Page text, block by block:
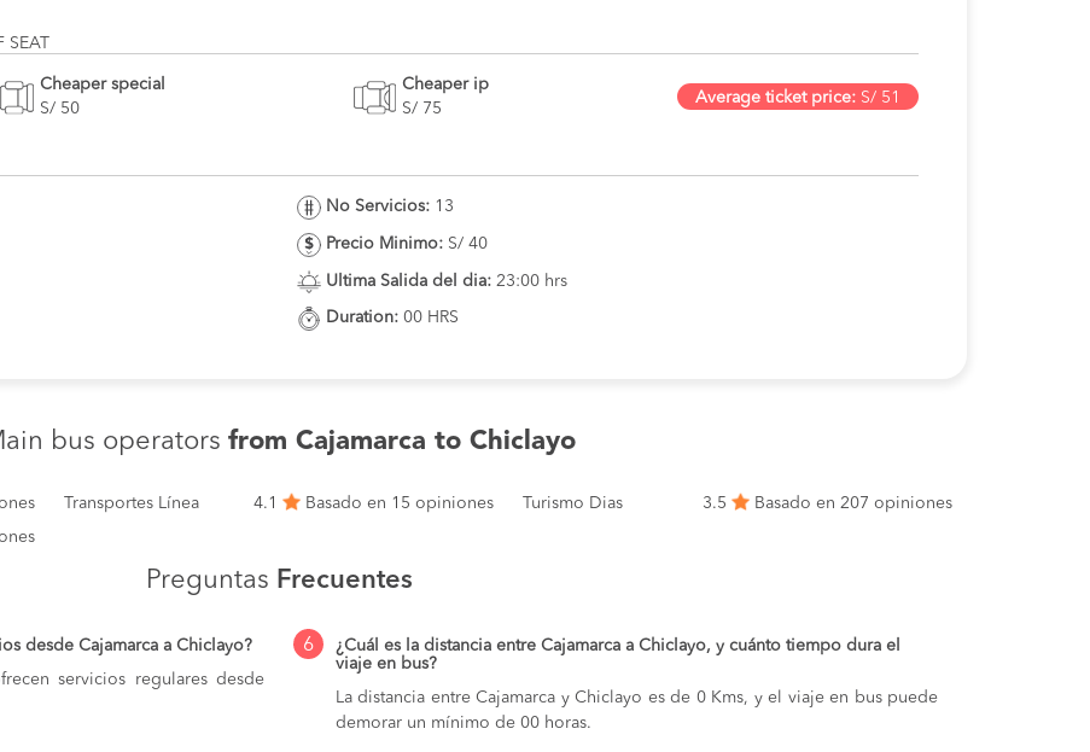
Cheaper special
S/ 50
Cheaper ip
S/ 75
Average ticket price: S/ 51
No Servicios: 13
Precio Minimo: S/ 40
Ultima Salida del dia: 23:00 hrs
Duration: 00 HRS
bus operators from Cajamarca to Chiclayo
Transportes Línea 4.1 Basado en 15 opiniones Turismo Dias 3.5
Basado en 207 opiniones
Preguntas Frecuentes
desde Cajamarca a Chiclayo?
servicios regulares desde
6
¿Cuál es la distancia entre Cajamarca a Chiclayo, y cuánto tiempo dura el
viaje en bus?
La distancia entre Cajamarca y Chiclayo es de 0 Kms, y el viaje en bus puede
demorar un mínimo de 00 horas.